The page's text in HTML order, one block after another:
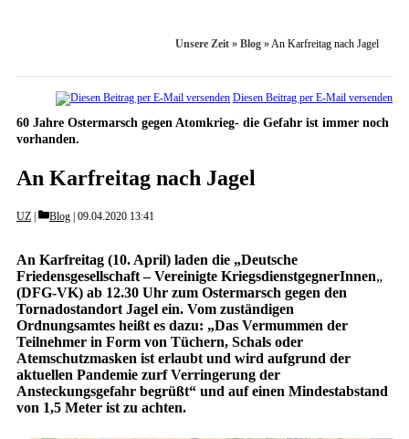
Unsere Zeit » Blog »An Karfreitag nach Jagel
Diesen Beitrag per E-Mail versenden
60 Jahre Ostermarsch gegen Atomkrieg- die Gefahr ist immer noch
vorhanden.
An Karfreitag nach Jagel
UZ Categories
Blog 09.04.2020 13:41
An Karfreitag (10. April) laden die „Deutsche
Friedensgesellschaft – Vereinigte KriegsdienstgegnerInnen„
(DFG-VK) ab 12.30 Uhr zum Ostermarsch gegen den
Tornadostandort Jagel ein. Vom zuständigen
Ordnungsamtes heißt es dazu: „Das Vermummen der
Teilnehmer in Form von Tüchern, Schals oder
Atemschutzmasken ist erlaubt und wird aufgrund der
aktuellen Pandemie zurf Verringerung der
Ansteckungsgefahr begrüßt“ und auf einen Mindestabstand
von 1,5 Meter ist zu achten.